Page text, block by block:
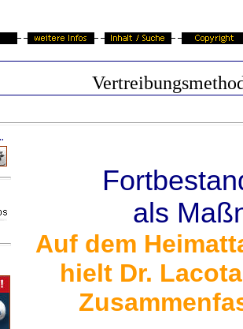
als
Auf dem
hielt Dr.